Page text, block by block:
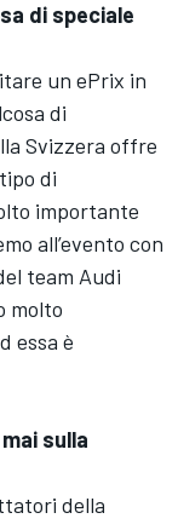
di speciale
un ePrix in
di
Svizzera offre
di
importante
all’evento con
team Audi
molto
essa è
sulla
della